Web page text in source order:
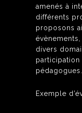
amenés à
différents
proposons
divers
participation
pédagogues.
Exemple